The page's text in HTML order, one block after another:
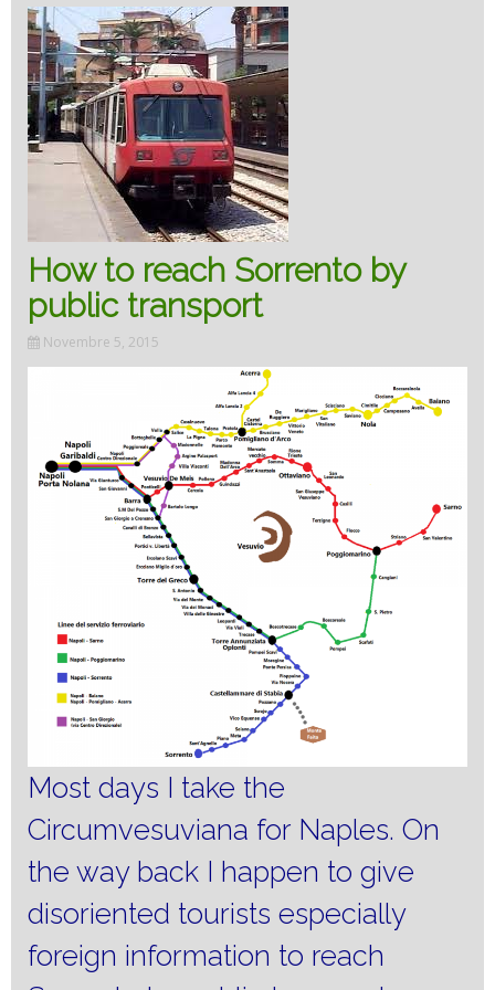
How to reach Sorrento by
public transport
Novembre 5, 2015
Most days I take the
Circumvesuviana for Naples. On
the way back I happen to give
disoriented tourists especially
foreign information to reach